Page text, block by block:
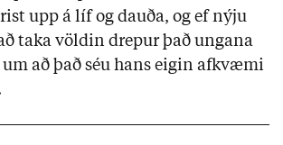
upp á líf og dauða, og ef nýju
taka völdin drepur það ungana
að það séu hans eigin afkvæmi